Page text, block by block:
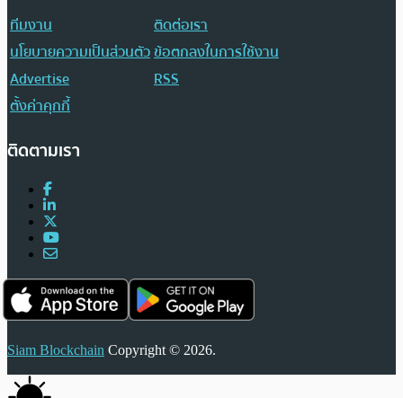
ทีมงาน
ติดต่อเรา
นโยบายความเป็นส่วนตัวข้อตกลงในการใช้งาน
Advertise
RSS
ตั้งค่าคุกกี้
ติดตามเรา
Siam Blockchain Copyright © 2026.